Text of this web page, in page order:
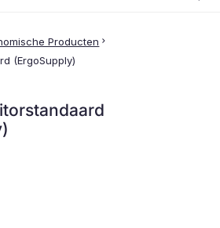
Producten chevron_right
(ErgoSupply)